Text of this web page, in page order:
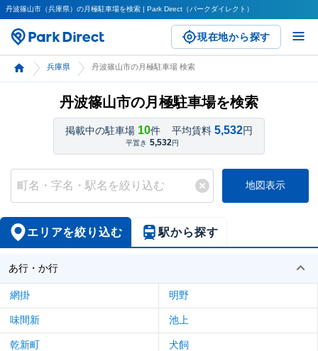
丹波篠山市（兵庫県）の月極駐車場を検索 | Park Direct（パークダイレクト）
現在地から探す
兵庫県 丹波篠山市の月極駐車場 検索
丹波篠山市の月極駐車場を検索
掲載中の駐車場 10件 平均賃料 5,532円
平置き 5,532円
地図表示
エリアを絞り込む 駅から探す
あ行・か行
網掛 明野
味間新 池上
乾新町 犬飼